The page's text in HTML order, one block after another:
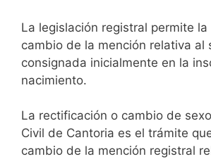
La legislación registral permite
cambio de la mención relativa al
consignada inicialmente en la
nacimiento.
La rectificación o cambio de
Civil de Cantoria es el trámite
cambio de la mención registral